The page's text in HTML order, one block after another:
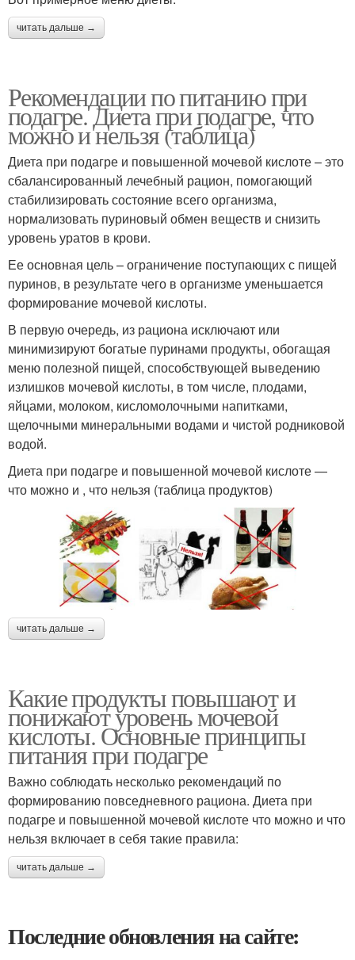
читать дальше →
Рекомендации по питанию при
подагре. Диета при подагре, что
можно и нельзя (таблица)
Диета при подагре и повышенной мочевой кислоте – это
сбалансированный лечебный рацион, помогающий
стабилизировать состояние всего организма,
нормализовать пуриновый обмен веществ и снизить
уровень уратов в крови.
Ее основная цель – ограничение поступающих с пищей
пуринов, в результате чего в организме уменьшается
формирование мочевой кислоты.
В первую очередь, из рациона исключают или
минимизируют богатые пуринами продукты, обогащая
меню полезной пищей, способствующей выведению
излишков мочевой кислоты, в том числе, плодами,
яйцами, молоком, кисломолочными напитками,
щелочными минеральными водами и чистой родниковой
водой.
Диета при подагре и повышенной мочевой кислоте —
что можно и , что нельзя (таблица продуктов)
читать дальше →
Какие продукты повышают и
понижают уровень мочевой
кислоты. Основные принципы
питания при подагре
Важно соблюдать несколько рекомендаций по
формированию повседневного рациона. Диета при
подагре и повышенной мочевой кислоте что можно и что
нельзя включает в себя такие правила:
читать дальше →
Последние обновления на сайте: